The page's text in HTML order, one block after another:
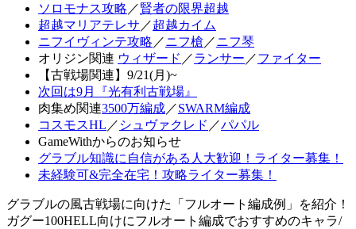
ソロモナス攻略 ／賢者の限界超越
超越マリアテレサ ／超越カイム
ニフイヴィンテ攻略 ／ニフ槍 ／ニフ琴
オリジン関連 ウィザード ／ランサー ／ファイター
【古戦場関連】9/21(月)~
次回は9月『光有利古戦場』
肉集め関連3500万編成／SWARM編成
コスモスHL ／ シュヴァクレド ／パパル
GameWithからのお知らせ
グラブル知識に自信がある人大歓迎！ライター募集！
未経験可&完全在宅！攻略ライター募集！
グラブルの風古戦場に向けた「フルオート編成例」を紹介！
ガグー100HELL向けにフルオート編成でおすすめのキャラ/